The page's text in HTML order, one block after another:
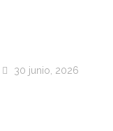
30 junio, 2026